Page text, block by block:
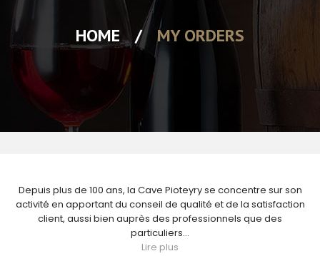
HOME / MY ORDERS
Depuis plus de 100 ans, la Cave Pioteyry se concentre sur son
activité en apportant du conseil de qualité et de la satisfaction
client, aussi bien auprès des professionnels que des
particuliers...
Lire plus